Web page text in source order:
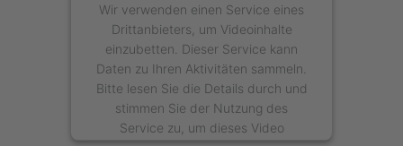
Wir verwenden einen Service eines
Drittanbieters, um Videoinhalte
einzubetten. Dieser Service kann
Daten zu Ihren Aktivitäten sammeln.
Bitte lesen Sie die Details durch und
stimmen Sie der Nutzung des
Service zu, um dieses Video